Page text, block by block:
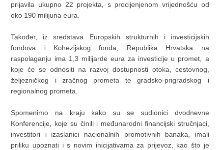
prijavila ukupno 22 projekta, s procijenjenom vrijednošću od
oko 190 milijuna eura.
Također, iz sredstava Europskih strukturnih i investicijskih
fondova i Kohezijskog fonda, Republika Hrvatska na
raspolaganju ima 1,3 milijarde eura za investicije u promet, a
koje će se odnositi na razvoj dostupnosti otoka, cestovnog,
željezničkog i zračnog prometa te gradsko-prigradskog i
regionalnog prometa.
Spomenimo na kraju kako su se sudionici dvodnevne
Konferencije, koje su činili i međunarodni financijski stručnjaci,
investitori i izaslanici nacionalnih promotivnih banaka, imali
priliku upoznati i s novim inicijativama za prijevoz, kao što je